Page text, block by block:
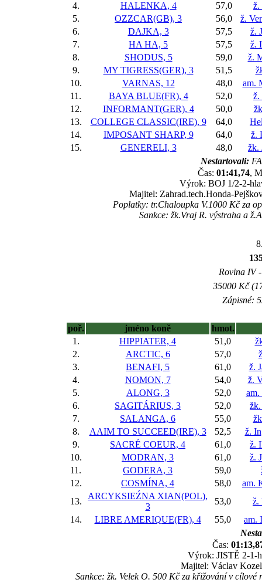
4.
HALENKA, 4 57,0
ž.
5.
OZZCAR(GB), 3 56,0
ž.
6.
DAJKA, 3 57,5
ž.
7.
HA HA, 5 57,5
ž.
8.
SHODUS, 5 59,0
ž.
9.
MY TIGRESS(GER), 3 51,5
10.
VARNAS, 12 48,0
am.
11.
BAYA BLUE(FR), 4 52,0
ž.
12.
INFORMANT(GER), 4 50,0
13.
COLLEGE CLASSIC(IRE), 9 64,0
14.
IMPOSANT SHARP, 9 64,0
ž.
15.
GENERELI, 3 48,0
žk.
Nestartovali:
Čas: 01:41,74,
Výrok: BOJ 1/2-2-
Majitel: Zahrad.tech.Honda-
Poplatky: tr.Chaloupka V.1000 Kč za
Sankce: žk.Vraj R. výstraha a
Rovina IV
35000 Kč
Zápisné:
poř. jméno koně
hmot.
1.
HIPPIATER, 4 51,0
2.
ARCTIC, 6 57,0
3.
BENAFI, 5 61,0
ž.
4.
NOMON, 7 54,0
ž.
5.
ALONG, 3 52,0
am.
6.
SAGITÁRIUS, 3 52,0
7.
SALANGA, 6 55,0
8.
AAIM TO SUCCEED(IRE), 3 52,5
ž.
9.
SACRÉ COEUR, 4 61,0
ž.
10.
MODRAN, 3 61,0
ž.
11.
GODERA, 3 59,0
12.
COSMÍNA, 4 58,0
am.
13.
ARCYKSIEŹNA XIAN(POL),
3
53,0
ž.
14.
LIBRE AMERIQUE(FR), 4 55,0
am.
Čas:
Výrok: JISTĚ 2-1-
Majitel: Václav
Sankce: žk. Velek O. 500 Kč za křižování v